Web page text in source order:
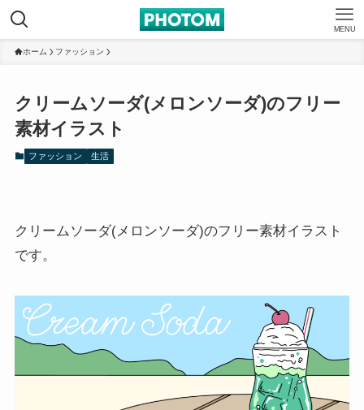
MENU
ホーム ファッション
クリームソーダ(メロンソーダ)のフリー
素材イラスト
ファッション 生活
クリームソーダ(メロンソーダ)のフリー素材イラスト
です。